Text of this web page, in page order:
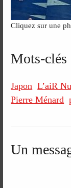
Cliquez sur une
Mots-clés
Japon L’aiR Nu
Pierre Ménard
Un